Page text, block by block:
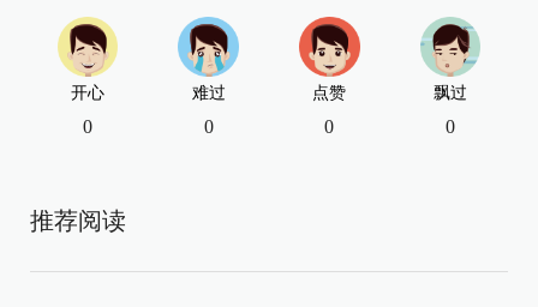
开心
0
难过
0
点赞
0
飘过
0
推荐阅读